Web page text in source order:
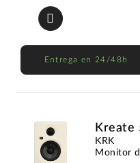
Entrega en 24/48h
Kreate
KRK
Monitor